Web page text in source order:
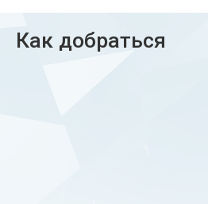
Как добраться